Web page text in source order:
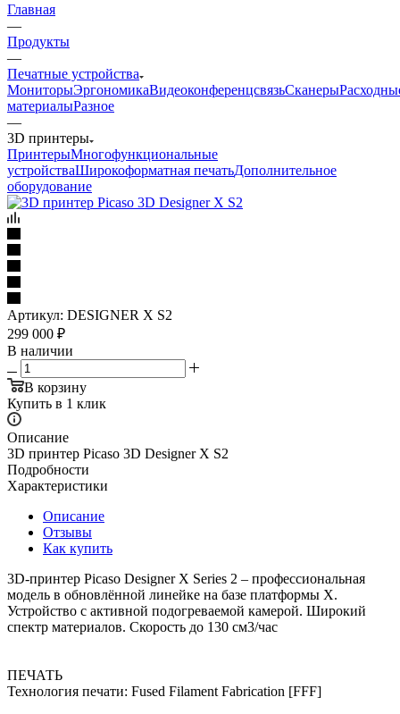
Главная
—
Продукты
—
Печатные устройства
МониторыЭргономикаВидеоконференцсвязьСканеры
материалыРазное
—
3D принтеры
ПринтерыМногофункциональные
устройстваШирокоформатная печатьДополнительное
оборудование
Артикул: DESIGNER X S2
299 000 ₽
В наличии
В корзину
Купить в 1 клик
Описание
3D принтер Picaso 3D Designer X S2
Подробности
Характеристики
Описание
Отзывы
Как купить
3D-принтер Picaso Designer X Series 2 – профессиональная
модель в обновлённой линейке на базе платформы X.
Устройство с активной подогреваемой камерой. Широкий
спектр материалов. Скорость до 130 см3/час
ПЕЧАТЬ
Технология печати: Fused Filament Fabrication [FFF]